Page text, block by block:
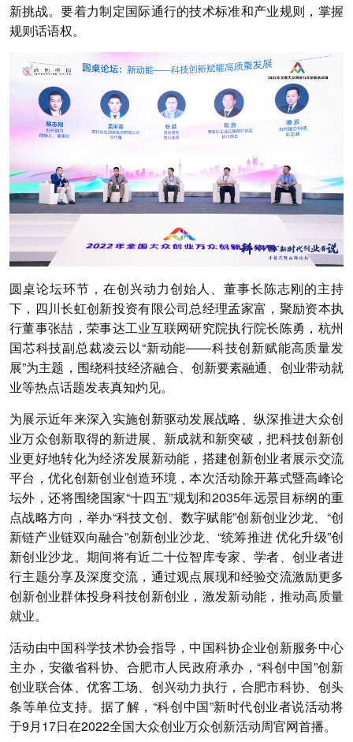
新挑战。要着力制定国际通行的技术标准和产业规则，掌握
规则话语权。
圆桌论坛环节，在创兴动力创始人、董事长陈志刚的主持
下，四川长虹创新投资有限公司总经理孟家富，聚励资本执
行董事张喆，荣事达工业互联网研究院执行院长陈勇，杭州
国芯科技副总裁凌云以“新动能——科技创新赋能高质量发
展”为主题，围绕科技经济融合、创新要素融通、创业带动就
业等热点话题发表真知灼见。
为展示近年来深入实施创新驱动发展战略、纵深推进大众创
业万众创新取得的新进展、新成就和新突破，把科技创新创
业更好地转化为经济发展新动能，搭建创新创业者展示交流
平台，优化创新创业创造环境，本次活动除开幕式暨高峰论
坛外，还将围绕国家“十四五”规划和2035年远景目标纲的重
点战略方向，举办“科技文创、数字赋能”创新创业沙龙、“创
新链产业链双向融合”创新创业沙龙、“统筹推进 优化升级”创
新创业沙龙。期间将有近二十位智库专家、学者、创业者进
行主题分享及深度交流，通过观点展现和经验交流激励更多
创新创业群体投身科技创新创业，激发新动能，推动高质量
就业。
活动由中国科学技术协会指导，中国科协企业创新服务中心
主办，安徽省科协、合肥市人民政府承办，“科创中国”创新
创业联合体、优客工场、创兴动力执行，合肥市科协、创头
条等单位支持。据了解，“科创中国”新时代创业者说活动将
于9月17日在2022全国大众创业万众创新活动周官网首播。